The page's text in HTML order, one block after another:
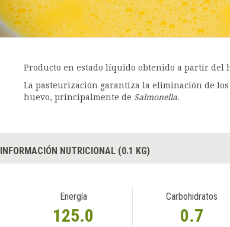
Producto en estado líquido obtenido a partir del
La pasteurización garantiza la eliminación de
huevo, principalmente de Salmonella.
INFORMACIÓN NUTRICIONAL (0.1 KG)
Energía
125.0
Carbohidratos
0.7